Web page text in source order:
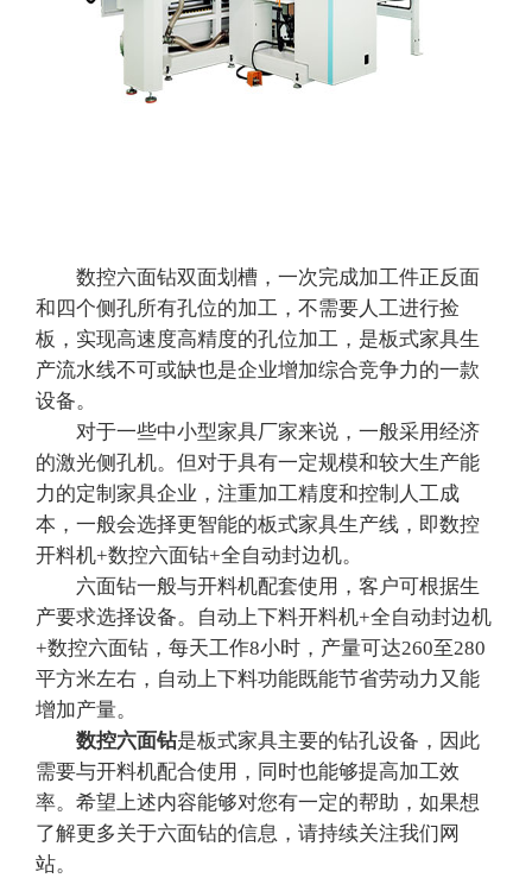
数控六面钻双面划槽，一次完成加工件正反面
和四个侧孔所有孔位的加工，不需要人工进行捡
板，实现高速度高精度的孔位加工，是板式家具生
产流水线不可或缺也是企业增加综合竞争力的一款
设备。
对于一些中小型家具厂家来说，一般采用经济
的激光侧孔机。但对于具有一定规模和较大生产能
力的定制家具企业，注重加工精度和控制人工成
本，一般会选择更智能的板式家具生产线，即数控
开料机+数控六面钻+全自动封边机。
六面钻一般与开料机配套使用，客户可根据生
产要求选择设备。自动上下料开料机+全自动封边机
+数控六面钻，每天工作8小时，产量可达260至280
平方米左右，自动上下料功能既能节省劳动力又能
增加产量。
数控六面钻是板式家具主要的钻孔设备，因此
需要与开料机配合使用，同时也能够提高加工效
率。希望上述内容能够对您有一定的帮助，如果想
了解更多关于六面钻的信息，请持续关注我们网
站。